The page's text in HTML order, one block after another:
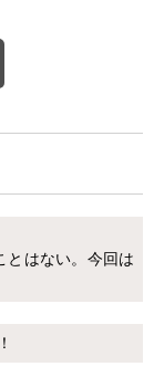
とはない。今回は